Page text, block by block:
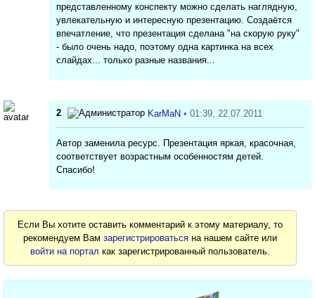
представленному конспекту можно сделать наглядную,
увлекательную и интересную презентацию. Создаётся
впечатление, что презентация сделана "на скорую руку"
- было очень надо, поэтому одна картинка на всех
слайдах... только разные названия...
2 KarMaN • 01:39, 22.07.2011
Автор заменила ресурс. Презентация яркая, красочная,
соответствует возрастным особенностям детей.
Спасибо!
Если Вы хотите оставить комментарий к этому материалу, то
рекомендуем Вамзарегистрироваться на нашем сайте или
войти на портал как зарегистрированный пользователь.